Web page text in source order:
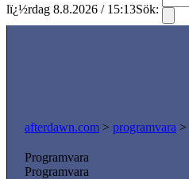
lï¿½rdag 8.8.2026 / 15:13Sök:
afterdawn.com > programvara >
Programvara
Programvara